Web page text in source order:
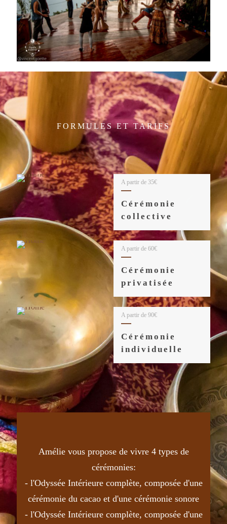
FORMULES ET TARIFS
A partir de 35€
Cérémonie
collective
A partir de 60€
Cérémonie
privatisée
A partir de 90€
Cérémonie
individuelle
Amélie vous propose de vivre 4 types de
cérémonies:
- l'Odyssée Intérieure complète, composée d'une
cérémonie du cacao et d'une cérémonie sonore
- l'Odyssée Intérieure complète, composée d'une